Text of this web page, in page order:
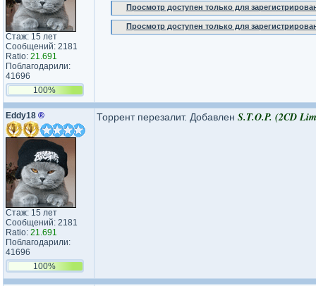
Стаж: 15 лет
Сообщений: 2181
Ratio: 21.691
Поблагодарили:
41696
100%
Просмотр доступен только для
Просмотр доступен только для
Eddy18 ®
Стаж: 15 лет
Сообщений: 2181
Ratio: 21.691
Поблагодарили:
41696
100%
Торрент перезалит. Добавлен S.T.O.P. (2CD